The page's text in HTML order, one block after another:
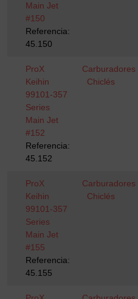
Main Jet
#150
Referencia:
45.150
ProX
Keihin
99101-357
Series
Main Jet
#152
Referencia:
45.152
Carburadores
Chiclés
ProX
Keihin
99101-357
Series
Main Jet
#155
Referencia:
45.155
Carburadores
Chiclés